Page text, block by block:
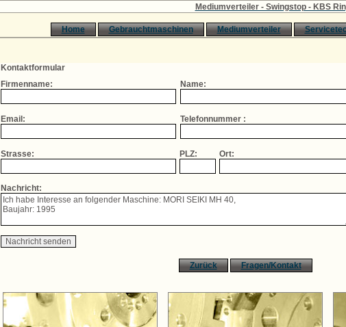
Mediumverteiler - Swingstop - KBS Ring
Home Gebrauchtmaschinen Mediumverteiler
Kontaktformular
Firmenname:
Name:
Email: Telefonnummer :
Strasse: PLZ: Ort:
Nachricht:
Zurück Fragen/Kontakt